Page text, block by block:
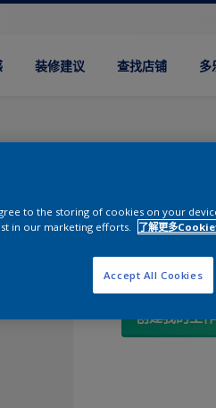
装修建议 查找店铺 多
我的工
发现一种更
创建我的工
to the storing of cookies on your
in our marketing efforts.
了解更多Cookie
Accept All Cookies